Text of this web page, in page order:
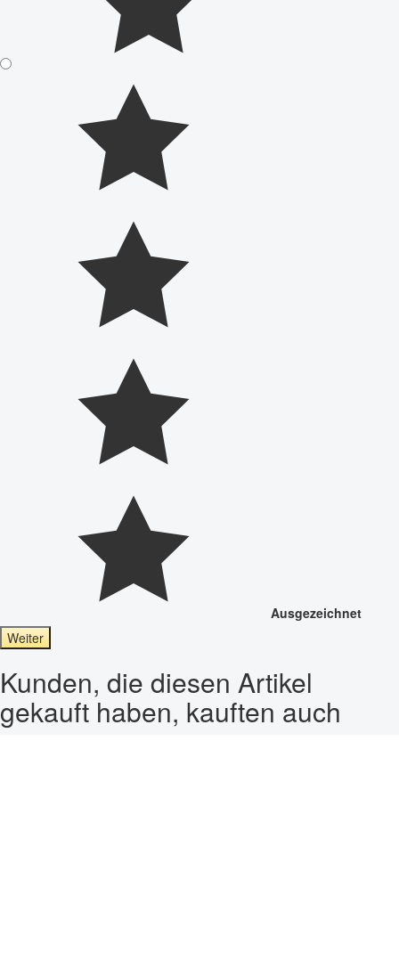
Ausgezeichnet
Weiter
Kunden, die diesen Artikel
gekauft haben, kauften auch